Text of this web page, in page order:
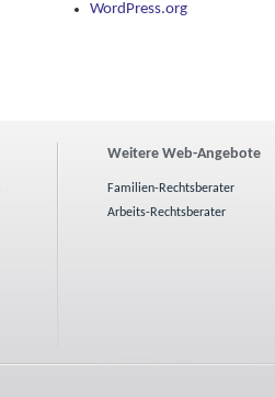
WordPress.org
Weitere Web-Angebote
Familien-Rechtsberater
Arbeits-Rechtsberater